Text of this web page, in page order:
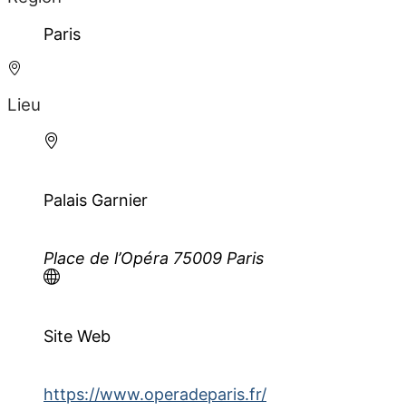
Paris
Lieu
Palais Garnier
Place de l’Opéra 75009 Paris
Site Web
https://www.operadeparis.fr/